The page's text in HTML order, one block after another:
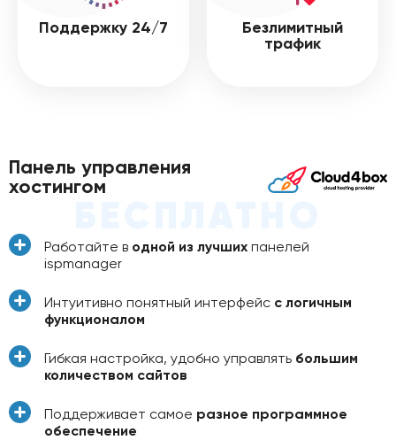
Поддержку 24/7
Безлимитный
трафик
Панель управления
хостингом
Работайте в одной из лучших панелей
ispmanager
Интуитивно понятный интерфейс с логичным
функционалом
Гибкая настройка, удобно управлять большим
количеством сайтов
Поддерживает самое разное программное
обеспечение